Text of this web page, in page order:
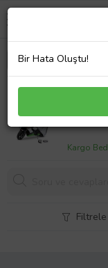
Falcon
Kargo
Filtrele
Bir Hata Oluştu!